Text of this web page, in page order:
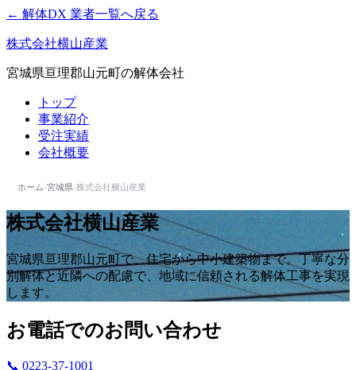
← 解体DX 業者一覧へ戻る
株式会社横山産業
宮城県亘理郡山元町の解体会社
トップ
事業紹介
受注実績
会社概要
ホーム›宮城県›株式会社横山産業
株式会社横山産業
宮城県亘理郡山元町で、住宅から中小建築物まで。丁寧な分
別解体と近隣への配慮で、地域に信頼される解体工事を実現
します。
お電話でのお問い合わせ
📞 0223-37-1001